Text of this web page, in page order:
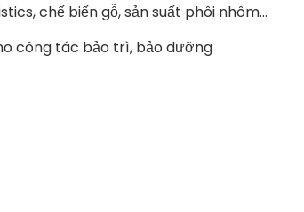
chế biến gỗ, sản suất phôi nhôm…
công tác bảo trì, bảo dưỡng